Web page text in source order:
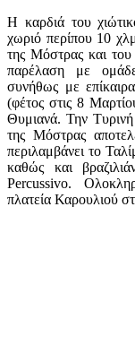
Η καρδιά του
χωριό περίπου 10
της Μόστρας και
παρέλαση με
συνήθως με
(φέτος στις 8
Θυμιανά. Την
της Μόστρας
περιλαμβάνει το
καθώς και
Percussivo.
πλατεία Καρουλιού